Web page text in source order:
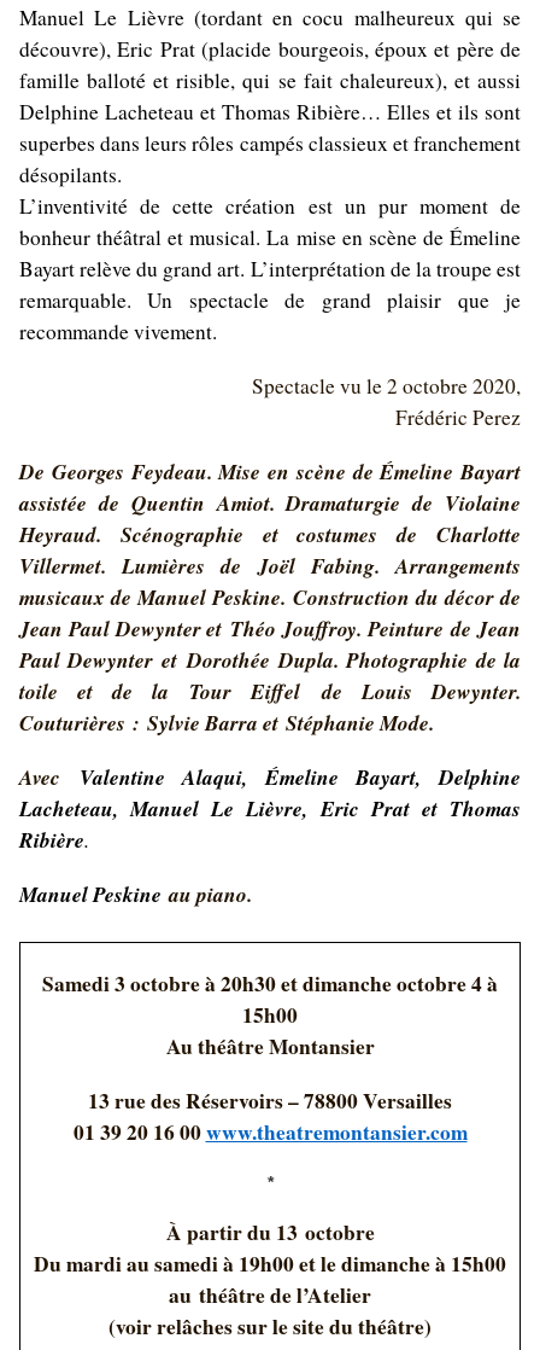
Manuel Le Lièvre (tordant en cocu malheureux qui se
découvre), Eric Prat (placide bourgeois, époux et père de
famille balloté et risible, qui se fait chaleureux), et aussi
Delphine Lacheteau et Thomas Ribière… Elles et ils sont
superbes dans leurs rôles campés classieux et franchement
désopilants.
L’inventivité de cette création est un pur moment de
bonheur théâtral et musical. La mise en scène de Émeline
Bayart relève du grand art. L’interprétation de la troupe est
remarquable. Un spectacle de grand plaisir que je
recommande vivement.
Spectacle vu le 2 octobre 2020,
Frédéric Perez
De Georges Feydeau. Mise en scène deÉmeline Bayart
assistée de Quentin Amiot. Dramaturgie de Violaine
Heyraud. Scénographie et costumes de Charlotte
Villermet. Lumières de Joël Fabing. Arrangements
musicaux de Manuel Peskine. Construction du décor de
Jean Paul Dewynter et Théo Jouffroy. Peinture de Jean
Paul Dewynter et Dorothée Dupla. Photographie de la
toile et de la Tour Eiffel de Louis Dewynter.
Couturières : Sylvie Barra et Stéphanie Mode.
Avec
Valentine Alaqui, Émeline Bayart, Delphine
Lacheteau, Manuel Le Lièvre, Eric Prat et Thomas
Ribière.
Manuel Peskine au piano.
Samedi 3 octobre à 20h30 et dimanche octobre 4 à
15h00
Au théâtre Montansier
13 rue des Réservoirs – 78800 Versailles
01 39 20 16 00www.theatremontansier.com
*
À partir du 13 octobre
Du mardi au samedi à 19h00 et le dimanche à 15h00
au théâtre de l’Atelier
(voir relâches sur le site du théâtre)